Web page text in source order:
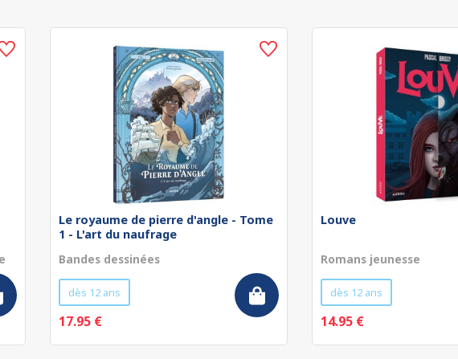
Le royaume de pierre d'angle - Tome
1 - L'art du naufrage
Bandes dessinées
dès 12 ans
17.95 €
Louve
Romans jeunesse
dès 12 ans
14.95 €